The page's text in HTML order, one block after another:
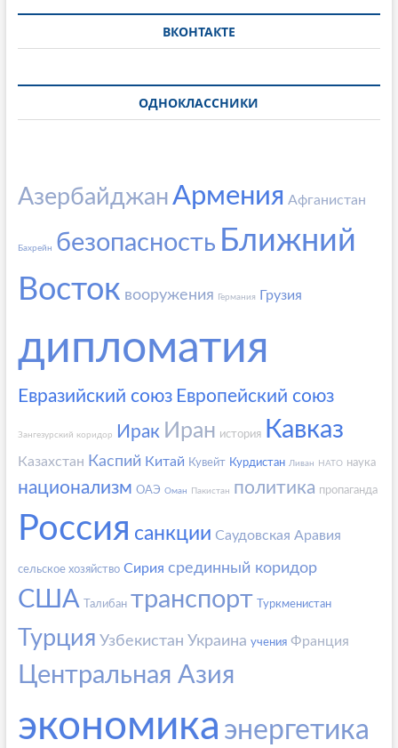
ВКОНТАКТЕ
ОДНОКЛАССНИКИ
АзербайджанАрмения Афганистан
Бахрейн безопасность Ближний
Восток вооружения Германия Грузия
дипломатия
Евразийский союз Европейский союз
Зангезурский коридор Ирак Иран история Кавказ
Казахстан Каспий Китай Кувейт Курдистан Ливан НАТО наука
национализм ОАЭ Оман Пакистан политика пропаганда
Россия санкции Саудовская Аравия
сельское хозяйство Сирия срединный коридор
США Талибан транспорт Туркменистан
Турция Узбекистан Украина учения Франция
Центральная Азия
экономика энергетика